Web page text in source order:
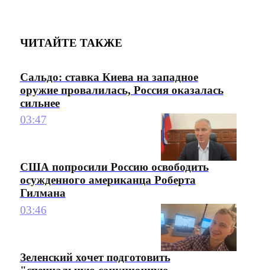
ЧИТАЙТЕ ТАКЖЕ
Сальдо: ставка Киева на западное
оружие провалилась, Россия оказалась
сильнее
03:47
США попросили Россию освободить
осужденного американца Роберта
Гилмана
03:46
Зеленский хочет подготовить